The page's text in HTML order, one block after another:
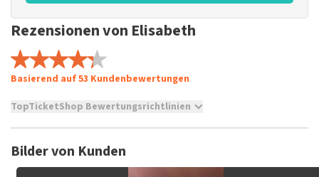
Rezensionen von Elisabeth
Basierend auf 53 Kundenbewertungen
TopTicketShop Bewertungsrichtlinien
Es ist nicht möglich, eine Bewertung abzugeben, wenn du
Bilder von Kunden